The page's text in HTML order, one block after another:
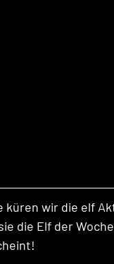
küren wir die elf
die Elf der